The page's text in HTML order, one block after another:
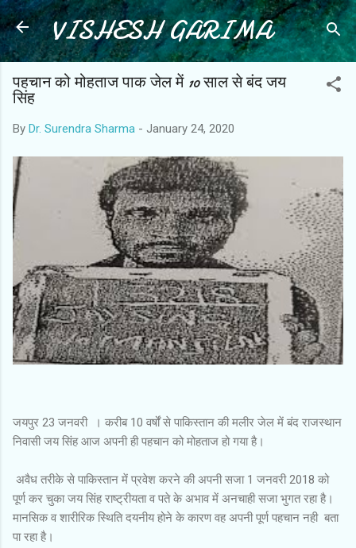
Skip to main content
VISHESH GARIMA
पहचान को मोहताज पाक जेल में 10 साल से बंद जय
सिंह
By Dr. Surendra Sharma - January 24, 2020
जयपुर 23 जनवरी । करीब 10 वर्षों से पाकिस्तान की मलीर जेल में बंद राजस्थान
निवासी जय सिंह आज अपनी ही पहचान को मोहताज हो गया है।
अवैध तरीके से पाकिस्तान में प्रवेश करने की अपनी सजा 1 जनवरी 2018 को
पूर्ण कर चुका जय सिंह राष्ट्रीयता व पते के अभाव में अनचाही सजा भुगत रहा है।
मानसिक व शारीरिक स्थिति दयनीय होने के कारण वह अपनी पूर्ण पहचान नही बता
पा रहा है।